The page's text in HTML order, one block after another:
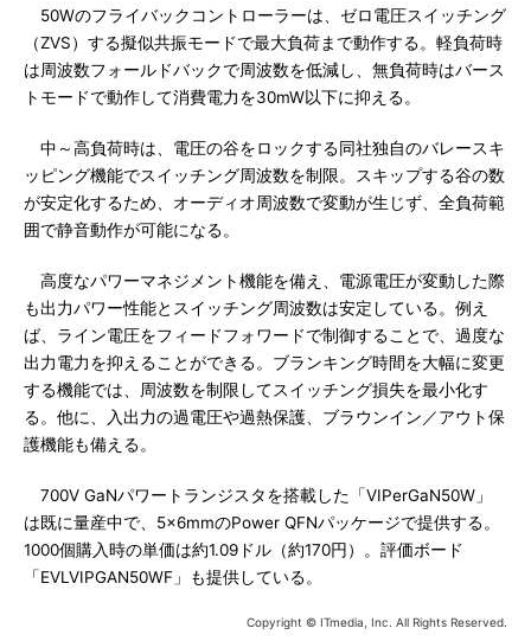
50Wのフライバックコントローラーは、ゼロ電圧スイッチング
（ZVS）する擬似共振モードで最大負荷まで動作する。軽負荷時
は周波数フォールドバックで周波数を低減し、無負荷時はバース
トモードで動作して消費電力を30mW以下に抑える。
中～高負荷時は、電圧の谷をロックする同社独自のバレースキ
ッピング機能でスイッチング周波数を制限。スキップする谷の数
が安定化するため、オーディオ周波数で変動が生じず、全負荷範
囲で静音動作が可能になる。
高度なパワーマネジメント機能を備え、電源電圧が変動した際
も出力パワー性能とスイッチング周波数は安定している。例え
ば、ライン電圧をフィードフォワードで制御することで、過度な
出力電力を抑えることができる。ブランキング時間を大幅に変更
する機能では、周波数を制限してスイッチング損失を最小化す
る。他に、入出力の過電圧や過熱保護、ブラウンイン／アウト保
護機能も備える。
700V GaNパワートランジスタを搭載した「VIPerGaN50W」
は既に量産中で、5×6mmのPower QFNパッケージで提供する。
1000個購入時の単価は約1.09ドル（約170円）。評価ボード
「EVLVIPGAN50WF」も提供している。
Copyright © ITmedia, Inc. All Rights Reserved.